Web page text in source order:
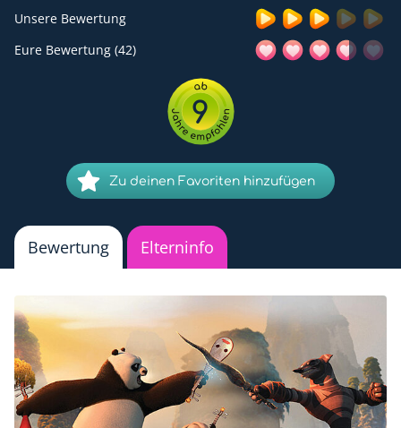
Impressum
Unsere Bewertung
Eure Bewertung (42)
9
Zu deinen Favoriten hinzufügen
Bewertung Elterninfo